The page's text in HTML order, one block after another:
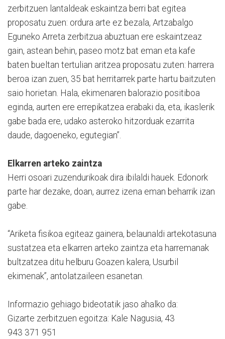
zerbitzuen lantaldeak eskaintza berri bat egitea
proposatu zuen: ordura arte ez bezala, Artzabalgo
Eguneko Arreta zerbitzua abuztuan ere eskaintzeaz
gain, astean behin, paseo motz bat eman eta kafe
baten bueltan tertulian aritzea proposatu zuten: harrera
beroa izan zuen, 35 bat herritarrek parte hartu baitzuten
saio horietan. Hala, ekimenaren balorazio positiboa
eginda, aurten ere errepikatzea erabaki da, eta, ikaslerik
gabe bada ere, udako asteroko hitzorduak ezarrita
daude, dagoeneko, egutegian”.
Elkarren arteko zaintza
Herri osoari zuzendurikoak dira ibilaldi hauek. Edonork
parte har dezake, doan, aurrez izena eman beharrik izan
gabe.
“Ariketa fisikoa egiteaz gainera, belaunaldi artekotasuna
sustatzea eta elkarren arteko zaintza eta harremanak
bultzatzea ditu helburu Goazen kalera, Usurbil
ekimenak”, antolatzaileen esanetan.
Informazio gehiago bideotatik jaso ahalko da:
Gizarte zerbitzuen egoitza: Kale Nagusia, 43
943 371 951